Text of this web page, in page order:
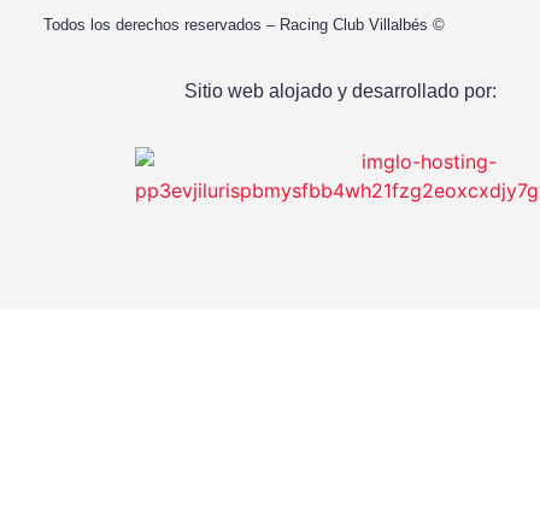
Todos los derechos reservados – Racing Club Villalbés ©
Sitio web alojado y desarrollado por: